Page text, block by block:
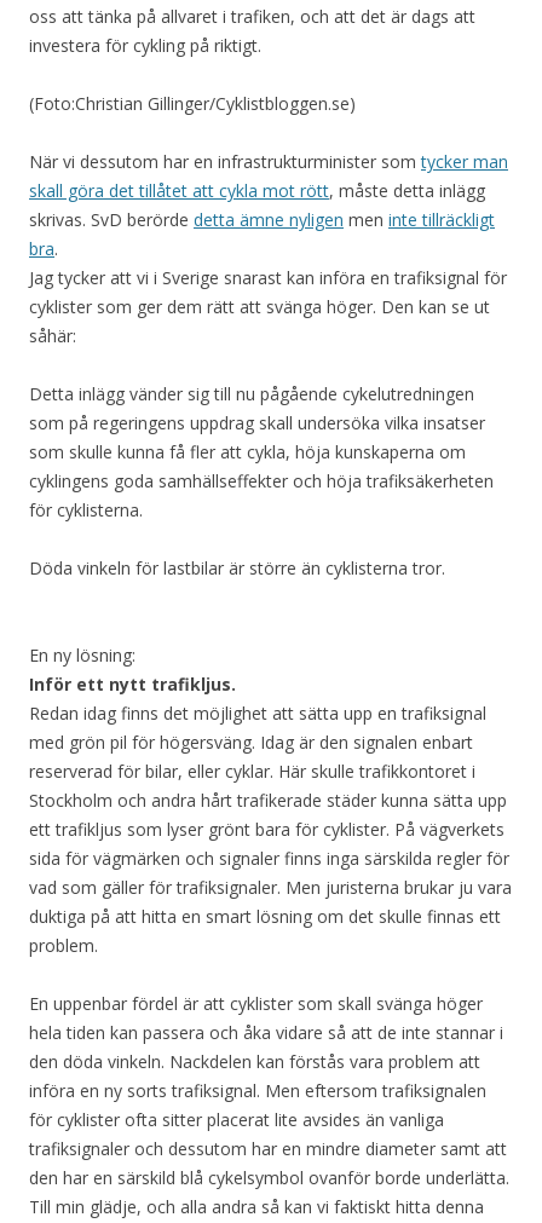
oss att tänka på allvaret i trafiken, och att det är dags att
investera för cykling på riktigt.
(Foto:Christian Gillinger/Cyklistbloggen.se)
När vi dessutom har en infrastrukturminister somtycker man
skall göra det tillåtet att cykla mot rött, måste detta inlägg
skrivas. SvD berörde detta ämne nyligen men inte tillräckligt
bra.
Jag tycker att vi i Sverige snarast kan införa en trafiksignal för
cyklister som ger dem rätt att svänga höger. Den kan se ut
såhär:
Detta inlägg vänder sig till nu pågående cykelutredningen
som på regeringens uppdrag skall undersöka vilka insatser
som skulle kunna få fler att cykla, höja kunskaperna om
cyklingens goda samhällseffekter och höja trafiksäkerheten
för cyklisterna.
Döda vinkeln för lastbilar är större än cyklisterna tror.
En ny lösning:
Inför ett nytt trafikljus.
Redan idag finns det möjlighet att sätta upp en trafiksignal
med grön pil för högersväng. Idag är den signalen enbart
reserverad för bilar, eller cyklar. Här skulle trafikkontoret i
Stockholm och andra hårt trafikerade städer kunna sätta upp
ett trafikljus som lyser grönt bara för cyklister. På vägverkets
sida för vägmärken och signaler finns inga särskilda regler för
vad som gäller för trafiksignaler. Men juristerna brukar ju vara
duktiga på att hitta en smart lösning om det skulle finnas ett
problem.
En uppenbar fördel är att cyklister som skall svänga höger
hela tiden kan passera och åka vidare så att de inte stannar i
den döda vinkeln. Nackdelen kan förstås vara problem att
införa en ny sorts trafiksignal. Men eftersom trafiksignalen
för cyklister ofta sitter placerat lite avsides än vanliga
trafiksignaler och dessutom har en mindre diameter samt att
den har en särskild blå cykelsymbol ovanför borde underlätta.
Till min glädje, och alla andra så kan vi faktiskt hitta denna